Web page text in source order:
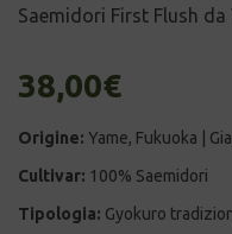
Saemidori First Flush da
38,00€
Origine: Yame, Fukuoka |
Cultivar: 100% Saemidori
Tipologia: Gyokuro